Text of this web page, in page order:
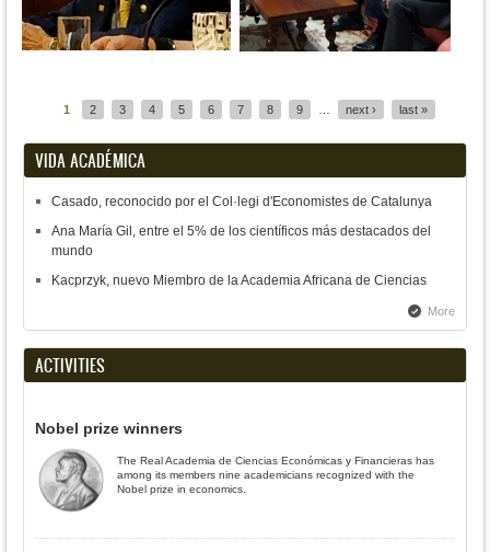
1 2 3 4 5 6 7 8 9 next › last »
VIDA ACADÉMICA
Casado, reconocido por el Col·legi d'Economistes de Catalunya
Ana María Gil, entre el 5% de los científicos más destacados del
mundo
Kacprzyk, nuevo Miembro de la Academia Africana de Ciencias
More
ACTIVITIES
Nobel prize winners
The Real Academia de Ciencias Económicas y Financieras has
among its members nine academicians recognized with the
Nobel prize in economics.